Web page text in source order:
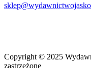
Copyright © 2025
zastrzeżone